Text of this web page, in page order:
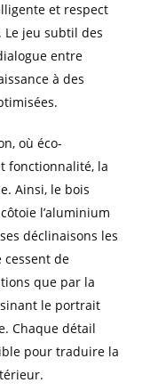
et respect
Le jeu subtil des
entre
à des
où éco-
fonctionnalité, la
Ainsi, le bois
l’aluminium
déclinaisons les
cessent de
que par la
le portrait
Chaque détail
pour traduire la